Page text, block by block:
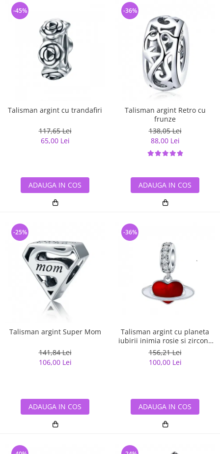
Talisman argint cu trandafiri
117,65 Lei
65,00 Lei
-45%
ADAUGA IN COS
Talisman argint Retro cu
frunze
138,05 Lei
88,00 Lei
-36%
ADAUGA IN COS
Talisman argint Super Mom
141,84 Lei
106,00 Lei
-25%
ADAUGA IN COS
Talisman argint cu planeta
iubirii inimia rosie si zirconii
albe
156,21 Lei
100,00 Lei
-36%
ADAUGA IN COS